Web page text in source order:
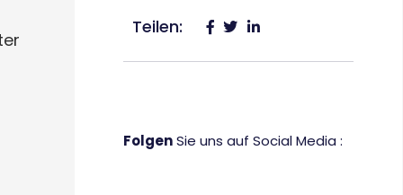
Teilen:
FolgenSie uns auf Social Media :